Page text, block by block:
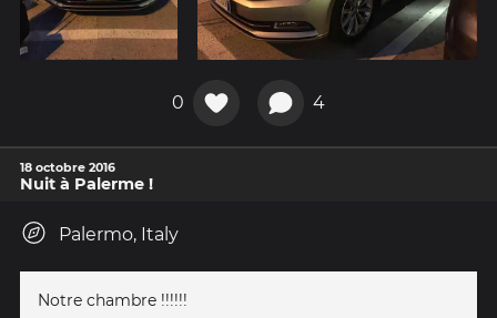
0 4
18 octobre 2016
Nuit à Palerme !
Palermo, Italy
Notre chambre !!!!!!